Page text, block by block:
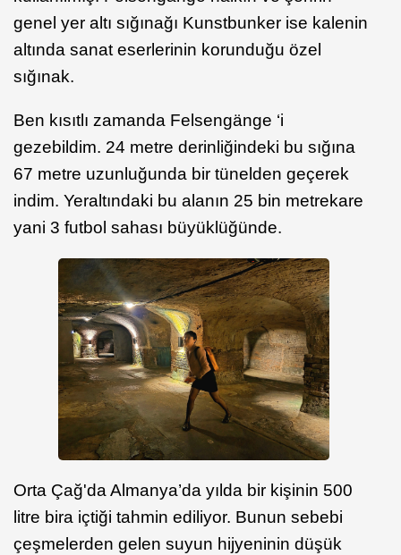
genel yer altı sığınağı Kunstbunker ise kalenin
altında sanat eserlerinin korunduğu özel
sığınak.
Ben kısıtlı zamanda Felsengänge ‘i
gezebildim. 24 metre derinliğindeki bu sığına
67 metre uzunluğunda bir tünelden geçerek
indim. Yeraltındaki bu alanın 25 bin metrekare
yani 3 futbol sahası büyüklüğünde.
Orta Çağ'da Almanya’da yılda bir kişinin 500
litre bira içtiği tahmin ediliyor. Bunun sebebi
çeşmelerden gelen suyun hijyeninin düşük